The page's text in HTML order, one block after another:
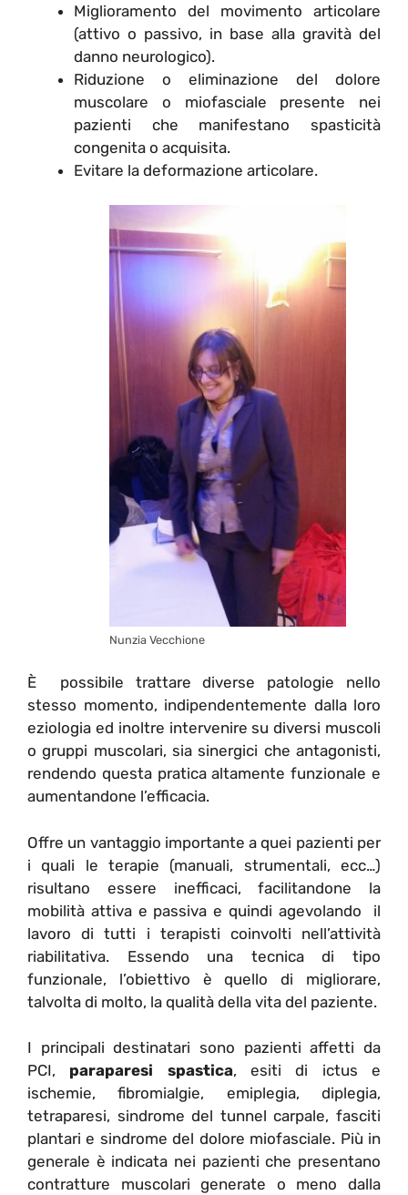
Miglioramento del movimento articolare
(attivo o passivo, in base alla gravità del
danno neurologico).
Riduzione o eliminazione del dolore
muscolare o miofasciale presente nei
pazienti che manifestano spasticità
congenita o acquisita.
Evitare la deformazione articolare.
Nunzia Vecchione
È possibile trattare diverse patologie nello
stesso momento, indipendentemente dalla loro
eziologia ed inoltre intervenire su diversi muscoli
o gruppi muscolari, sia sinergici che antagonisti,
rendendo questa pratica altamente funzionale e
aumentandone l’efficacia.
Offre un vantaggio importante a quei pazienti per
i quali le terapie (manuali, strumentali, ecc…)
risultano essere inefficaci, facilitandone la
mobilità attiva e passiva e quindi agevolando il
lavoro di tutti i terapisti coinvolti nell’attività
riabilitativa. Essendo una tecnica di tipo
funzionale, l’obiettivo è quello di migliorare,
talvolta di molto, la qualità della vita del paziente.
I principali destinatari sono pazienti affetti da
PCI, paraparesi spastica, esiti di ictus e
ischemie, fibromialgie, emiplegia, diplegia,
tetraparesi, sindrome del tunnel carpale, fasciti
plantari e sindrome del dolore miofasciale. Più in
generale è indicata nei pazienti che presentano
contratture muscolari generate o meno dalla